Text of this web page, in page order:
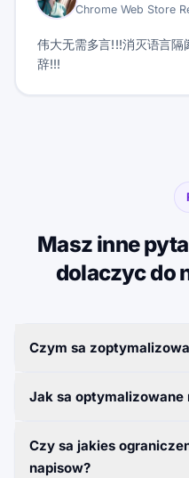
Chrome Web Store
伟大无需多言!!!消灭语言
辞!!!
Masz inne
dolaczyc do
Czym sa
Jak sa optymalizowane
Czy sa jakies
napisow?